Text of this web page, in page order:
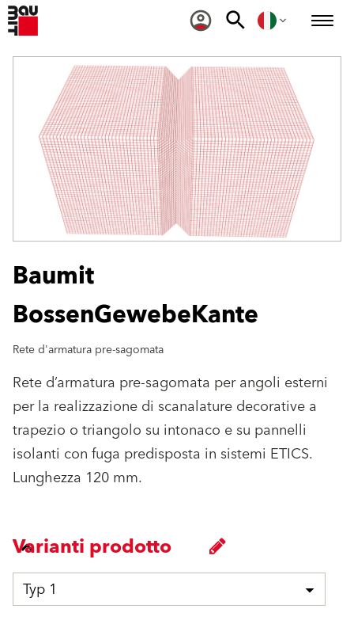
Baumit
BossenGewebeKante
Rete d'armatura pre-sagomata
Rete d’armatura pre-sagomata per angoli esterni
per la realizzazione di scanalature decorative a
trapezio o triangolo su intonaco e su pannelli
isolanti con fuga predisposta in sistemi ETICS.
Lunghezza 120 mm.
Varianti prodotto
Typ 1